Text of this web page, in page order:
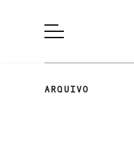
ARQUIVO